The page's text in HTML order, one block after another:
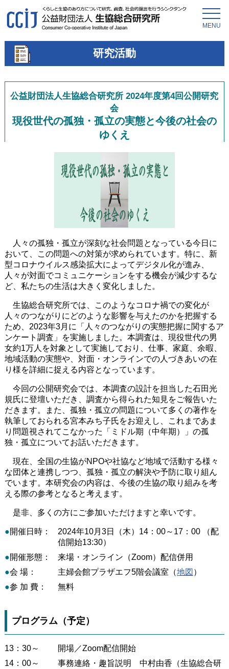
MENU
研究活動
公益財団法人生協総合研究所 2024年度第4回公開研究
会
現役世代の孤独・孤立の実態と今後の社会の
ゆくえ
人々の孤独・孤立が深刻な社会問題となっている今日に
おいて、この問題への対策が求められています。特に、新
型コロナウイルス感染拡大によってデジタル化が進み、
人々が対面でコミュニケーションをする機会が減少するな
ど、私たちの生活は大きく変化しました。
生協総合研究所では、このようなコロナ禍での変化が
人々のつながりにどのような影響を与えたのかを把握する
ため、2023年3月に「人々のつながりの実態把握に関するア
ンケート調査」を実施しました。本調査は、現役世代の男
女約1万人を対象として実施しており、仕事、家庭、余暇、
地域活動の実態や、対面・オンラインでの人づきあいの在
り様を詳細に捉える内容となっています。
今回の公開研究会では、本調査の設計を担当した石田光
規氏に登壇いただき、調査から得られた知見をご報告いた
だきます。また、孤独・孤立の問題について多くの著作を
執筆しておられる宮本みち子氏をお迎えし、これまであま
り問題視されてこなかった「ミドル期（中年期）」の孤
独・孤立についてお話いただきます。
現在、全国の生協がNPOや社協など地域で活動する様々
な団体と連携しつつ、孤独・孤立の解決や予防に取り組ん
でいます。本研究会の内容は、今後の生協の取り組みを考
える際の参考となると考えます。
是非、多くの方にご参加いただけますと幸いです。
●開催日時：
2024年10月3日（木）14：00～17：00 （配
信開始13:30）
●開催形態：
来場・オンライン（Zoom）配信併用
●会 場： 主婦会館プラザエフ5階会議室（地図 ）
●参 加 費： 無料
プログラム（予定）
13：30～
開場／Zoom配信開始
14：00～
事務連絡・趣旨説明 中村由香（生協総合研